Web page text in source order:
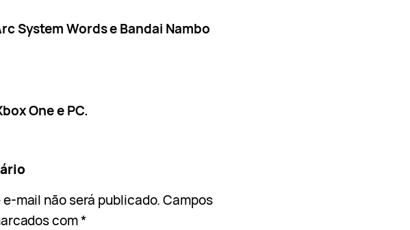
System Words e Bandai Nambo
One e PC.
mail não será publicado. Campos
com*